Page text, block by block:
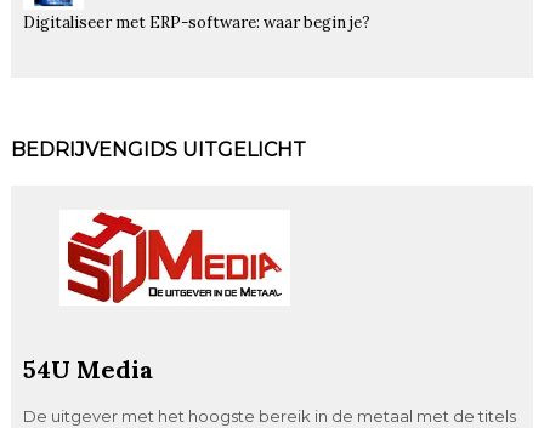
Digitaliseer met ERP-software: waar begin je?
BEDRIJVENGIDS UITGELICHT
54U Media
De uitgever met het hoogste bereik in de metaal met de titels